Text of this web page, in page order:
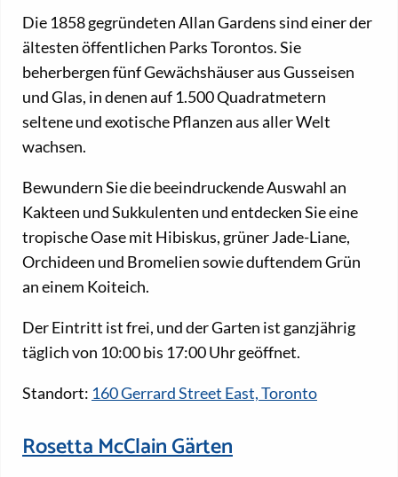
Die 1858 gegründeten Allan Gardens sind einer der
ältesten öffentlichen Parks Torontos. Sie
beherbergen fünf Gewächshäuser aus Gusseisen
und Glas, in denen auf 1.500 Quadratmetern
seltene und exotische Pflanzen aus aller Welt
wachsen.
Bewundern Sie die beeindruckende Auswahl an
Kakteen und Sukkulenten und entdecken Sie eine
tropische Oase mit Hibiskus, grüner Jade-Liane,
Orchideen und Bromelien sowie duftendem Grün
an einem Koiteich.
Der Eintritt ist frei, und der Garten ist ganzjährig
täglich von 10:00 bis 17:00 Uhr geöffnet.
Standort: 160 Gerrard Street East, Toronto
Rosetta McClain Gärten